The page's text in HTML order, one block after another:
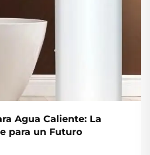
Agua Caliente: La
para un Futuro